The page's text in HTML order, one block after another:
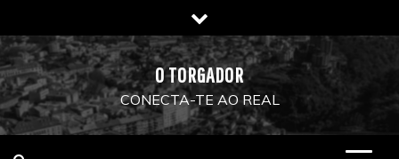
to
content
O TORGADOR
CONECTA-TE AO REAL